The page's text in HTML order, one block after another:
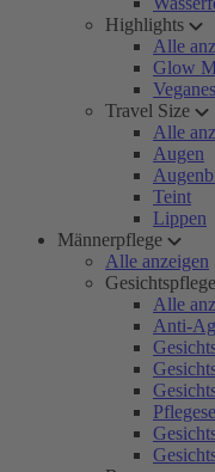
Highlights
Alle
Glow
Travel Size
Alle
Augen
Teint
Lippen
Männerpflege
Alle anzeigen
Gesichtspflege
Alle
Anti-